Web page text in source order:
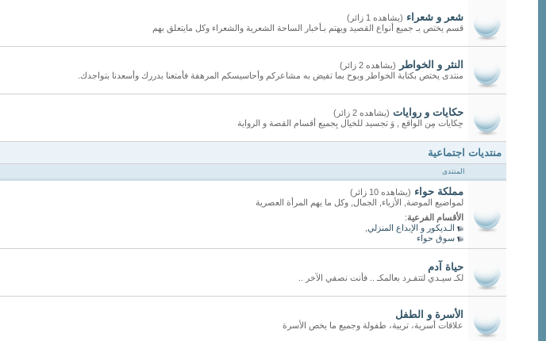
شعر و شعراء (يشاهده 1 زائر)
قسم يختص بـ جميع أنواع القصيد ويهتم بـأخبار الساحة الشعرية والشعراء وكل مايتعلق بهم
النثر و الخواطر
(يشاهده 2 زائر)
منتدى يختص بكتابة الخواطر وبوح بما تفيض به مشاعركم وأحاسيسكم المرهفة فأمتعنا بدررك وأسعدنا بتواجدك.
حكايات و روايات (يشاهده 2 زائر)
حِكايات مِن الواقع , وَ تجسيد للخيال بِجميع أقسام القصة و الرواية
منتديات اجتماعية
المنتدى
مملكة حواء (يشاهده 10 زائر)
لمواضيع الموضة, الأزياء, الجمال, وكل ما يهم المرأة العصرية
الأقسام الفرعية:
الـديكور و الإبداع المنزلي
سوق حواء
حياة آدم
لكـ سيـدي لتتفـرد بعالمكـ .. فأنت نصفي الآخر ..
الأسرة و الطفل
علاقات أسرية، تربية، طفولة وجميع ما يخص الأسرة